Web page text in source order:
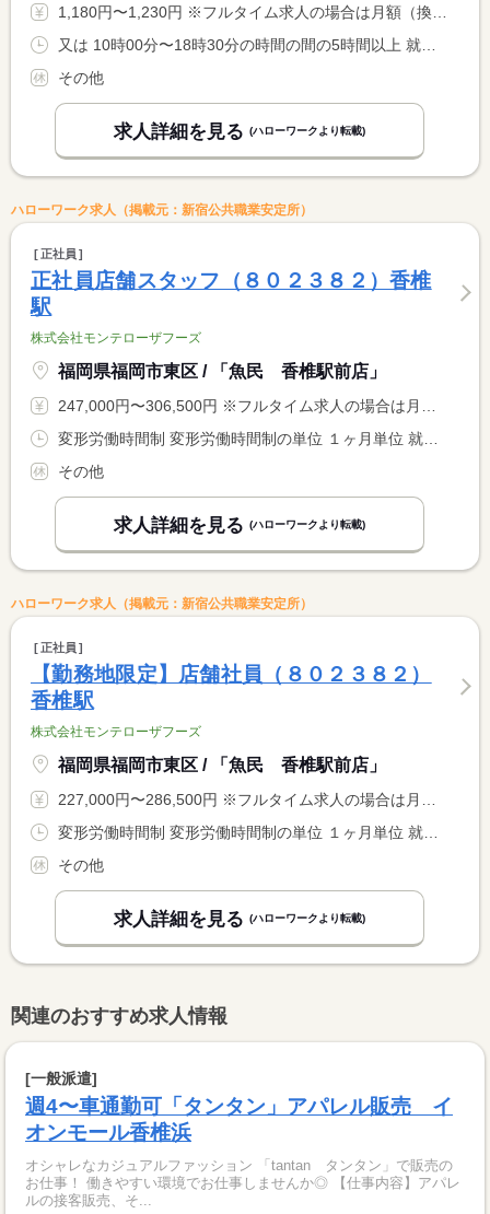
1,180円〜1,230円 ※フルタイム求人の場合は月額（換算額）、パート求人の場合は時間額を表示しています。
その他
求人詳細を見る (ハローワークより転載)
ハローワーク求人（掲載元：新宿公共職業安定所）
正社員
正社員店舗スタッフ（８０２３８２）香椎
駅
株式会社モンテローザフーズ
福岡県福岡市東区 / 「魚民 香椎駅前店」
247,000円〜306,500円 ※フルタイム求人の場合は月額（換算額）、パート求人の場合は時間額を表示しています。
その他
求人詳細を見る (ハローワークより転載)
ハローワーク求人（掲載元：新宿公共職業安定所）
正社員
【勤務地限定】店舗社員（８０２３８２）
香椎駅
株式会社モンテローザフーズ
福岡県福岡市東区 / 「魚民 香椎駅前店」
227,000円〜286,500円 ※フルタイム求人の場合は月額（換算額）、パート求人の場合は時間額を表示しています。
その他
求人詳細を見る (ハローワークより転載)
関連のおすすめ求人情報
[一般派遣]
週4〜車通勤可「タンタン」アパレル販売 イ
オンモール香椎浜
オシャレなカジュアルファッション 「tantan タンタン」で販売の
お仕事！ 働きやすい環境でお仕事しませんか◎ 【仕事内容】アパレ
ルの接客販売、そ...